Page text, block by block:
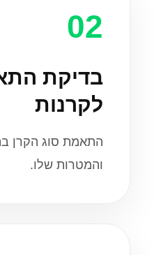
02
בדיקת
לקרנות
התאמת סוג הקרן
והמטרות שלו.